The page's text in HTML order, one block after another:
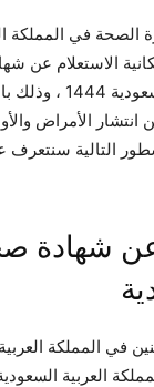
الصحة في المملكة
الاستعلام عن
المملكة
انتشار الأمراض
التالية
عن شهادة
في المملكة
العربية